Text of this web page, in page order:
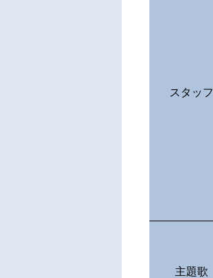
スタッフ
主題歌